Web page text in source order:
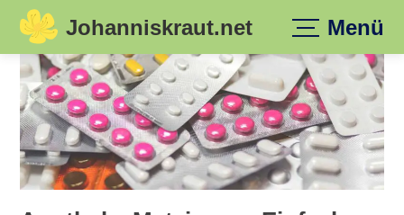
Skip
content
Johanniskraut.net Menü